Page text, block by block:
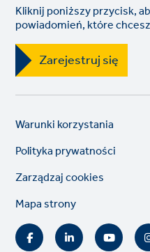
Kliknij poniższy przycisk,
powiadomień, które
Zarejestruj się
Legal
links
Warunki korzystania
Polityka prywatności
Zarządzaj cookies
Mapa strony